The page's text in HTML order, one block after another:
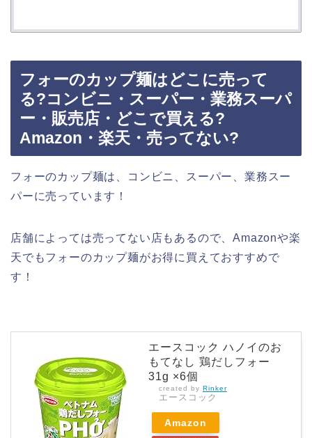
フォーのカップ麺はどこに売って
る?コンビニ・スーパー・業務スーパ
ー・販売店・どこで買える?
Amazon・楽天・売ってない?
フォーのカップ麺は、コンビニ、スーパー、業務スー
パーに売っています！
店舗によっては売ってない店もあるので、Amazonや楽
天でもフォーのカップ麺がお得に買えておすすめで
す！
エースコック ハノイのお
もてなし 鶏だしフォー
31g ×6個
created by Rinker
エースコック
Amazon